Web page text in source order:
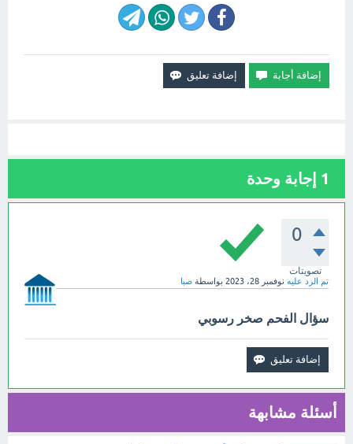
1 إجابة وحدة
0
تصويتات
تم الرد عليه نوفمبر 28، 2023 بواسطة صبا
سؤال الفحم صخر رسوبي
أسئلة مشابهة